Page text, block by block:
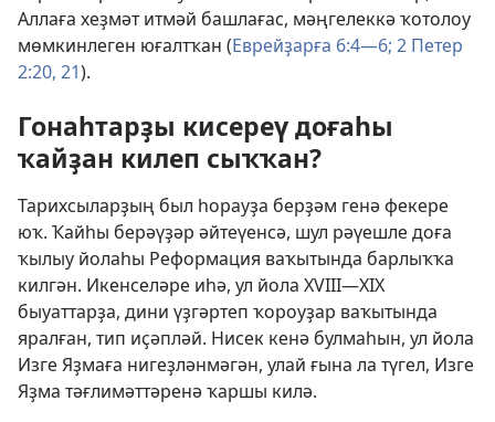
Аллаға хеҙмәт итмәй башлағас, мәңгелеккә ҡотолоу
мөмкинлеген юғалтҡан (Еврейҙарға 6:4—6; 2 Петер
2:20, 21).
Гонаһтарҙы кисереү доғаһы
ҡайҙан килеп сыҡҡан?
Тарихсыларҙың был һорауҙа берҙәм генә фекере
юҡ. Ҡайһы берәүҙәр әйтеүенсә, шул рәүешле доға
ҡылыу йолаһы Реформация ваҡытында барлыҡҡа
килгән. Икенселәре иһә, ул йола XVIII—XIX
быуаттарҙа, дини үҙгәртеп ҡороуҙар ваҡытында
яралған, тип иҫәпләй. Нисек кенә булмаһын, ул йола
Изге Яҙмаға нигеҙләнмәгән, улай ғына ла түгел, Изге
Яҙма тәғлимәттәренә ҡаршы килә.